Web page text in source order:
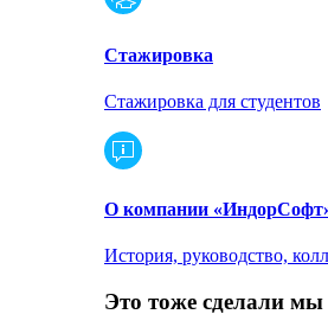
Стажировка
Стажировка для студентов
О компании
История, руководство,
Это тоже сделали мы